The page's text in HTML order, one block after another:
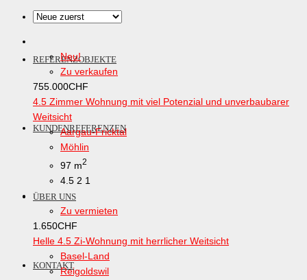
REFERENZOBJEKTE
KUNDENREFERENZEN
ÜBER UNS
KONTAKT
Neu!
Zu verkaufen
755.000CHF
4.5 Zimmer Wohnung mit viel Potenzial und unverbaubarer
Weitsicht
Aargau-Fricktal
Möhlin
97 m2
4.5 2 1
Zu vermieten
1.650CHF
Helle 4.5 Zi-Wohnung mit herrlicher Weitsicht
Basel-Land
Reigoldswil